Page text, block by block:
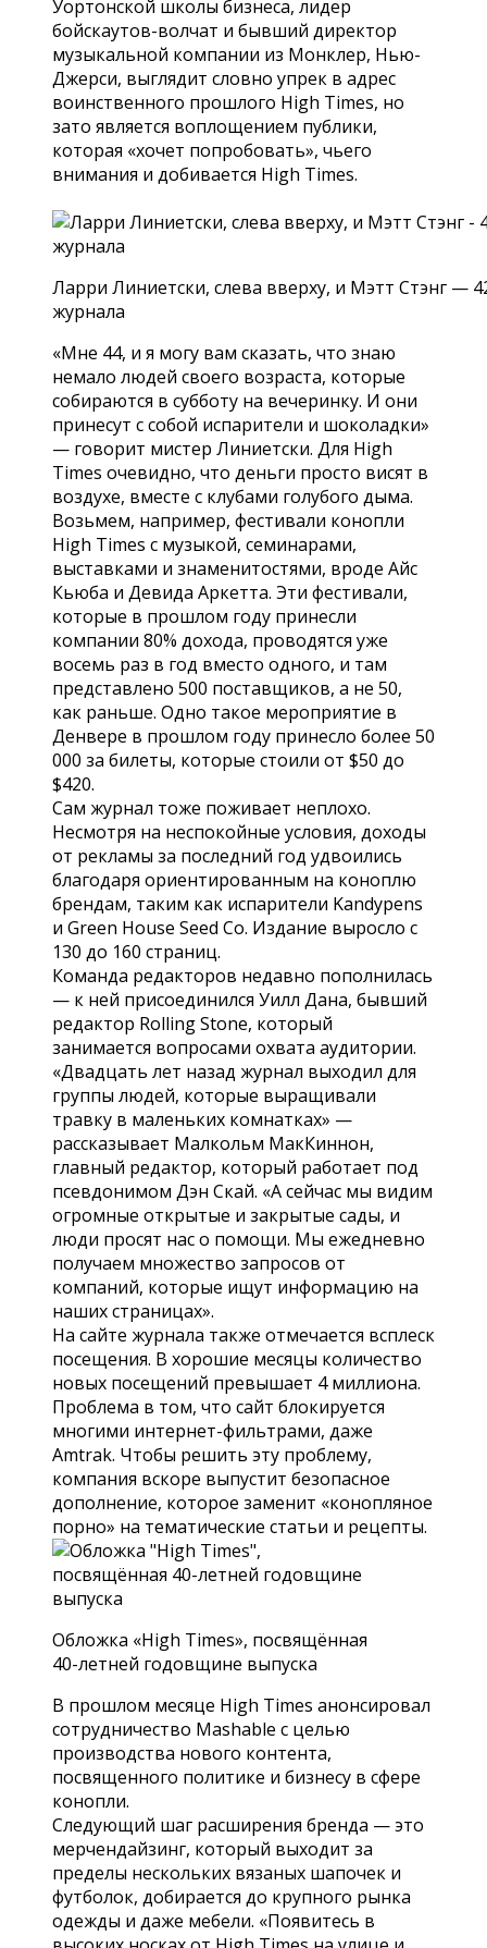
Уортонской школы бизнеса, лидер
бойскаутов-волчат и бывший директор
музыкальной компании из Монклер, Нью-
Джерси, выглядит словно упрек в адрес
воинственного прошлого High Times, но
зато является воплощением публики,
которая «хочет попробовать», чьего
внимания и добивается High Times.
Ларри Линиетски, слева вверху, и Мэтт Стэнг —
журнала
«Мне 44, и я могу вам сказать, что знаю
немало людей своего возраста, которые
собираются в субботу на вечеринку. И они
принесут с собой испарители и шоколадки»
— говорит мистер Линиетски. Для High
Times очевидно, что деньги просто висят в
воздухе, вместе с клубами голубого дыма.
Возьмем, например, фестивали конопли
High Times с музыкой, семинарами,
выставками и знаменитостями, вроде Айс
Кьюба и Девида Аркетта. Эти фестивали,
которые в прошлом году принесли
компании 80% дохода, проводятся уже
восемь раз в год вместо одного, и там
представлено 500 поставщиков, а не 50,
как раньше. Одно такое мероприятие в
Денвере в прошлом году принесло более 50
000 за билеты, которые стоили от $50 до
$420.
Сам журнал тоже поживает неплохо.
Несмотря на неспокойные условия, доходы
от рекламы за последний год удвоились
благодаря ориентированным на коноплю
брендам, таким как испарители Kandypens
и Green House Seed Co. Издание выросло с
130 до 160 страниц.
Команда редакторов недавно пополнилась
— к ней присоединился Уилл Дана, бывший
редактор Rolling Stone, который
занимается вопросами охвата аудитории.
«Двадцать лет назад журнал выходил для
группы людей, которые выращивали
травку в маленьких комнатках» —
рассказывает Малкольм МакКиннон,
главный редактор, который работает под
псевдонимом Дэн Скай. «А сейчас мы видим
огромные открытые и закрытые сады, и
люди просят нас о помощи. Мы ежедневно
получаем множество запросов от
компаний, которые ищут информацию на
наших страницах».
На сайте журнала также отмечается всплеск
посещения. В хорошие месяцы количество
новых посещений превышает 4 миллиона.
Проблема в том, что сайт блокируется
многими интернет-фильтрами, даже
Amtrak. Чтобы решить эту проблему,
компания вскоре выпустит безопасное
дополнение, которое заменит «конопляное
порно» на тематические статьи и рецепты.
Обложка «High Times», посвящённая
40-летней годовщине выпуска
В прошлом месяце High Times анонсировал
сотрудничество Mashable с целью
производства нового контента,
посвященного политике и бизнесу в сфере
конопли.
Следующий шаг расширения бренда — это
мерчендайзинг, который выходит за
пределы нескольких вязаных шапочек и
футболок, добирается до крупного рынка
одежды и даже мебели. «Появитесь в